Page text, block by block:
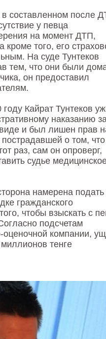
составленном после
у певца
на момент ДТП,
кроме того, его
На суде Тунтеков
тем, что они были
он предоставил
Кайрат Тунтеков
наказанию
и был лишен прав
о том, что
раз, сам он опроверг,
судье
намерена подать
гражданского
чтобы взыскать с
подсчетам
оценочной компании,
тенге